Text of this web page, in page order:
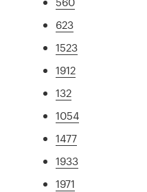
623
1523
1912
132
1054
1477
1933
1971